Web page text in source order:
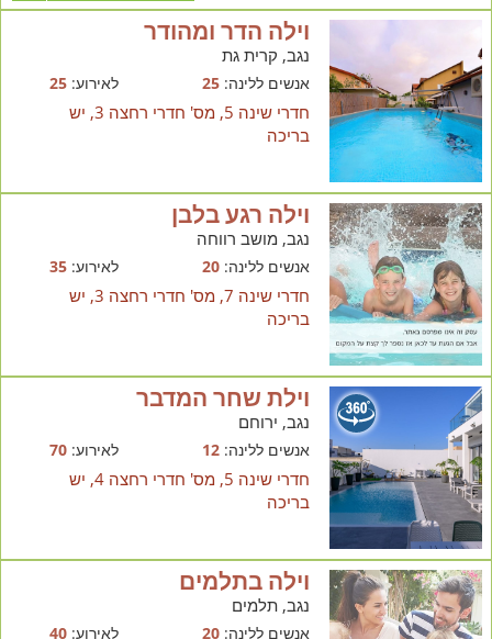
וילה הדר ומהודר
נגב, קרית גת
אנשים ללינה:25 לאירוע:25
חדרי שינה 5, מס' חדרי רחצה 3, יש
בריכה
וילה רגע בלבן
נגב, מושב רווחה
אנשים ללינה:20 לאירוע:35
חדרי שינה 7, מס' חדרי רחצה 3, יש
בריכה
וילת שחר המדבר
נגב, ירוחם
אנשים ללינה:12 לאירוע:70
חדרי שינה 5, מס' חדרי רחצה 4, יש
בריכה
וילה בתלמים
נגב, תלמים
אנשים ללינה:20 לאירוע:40